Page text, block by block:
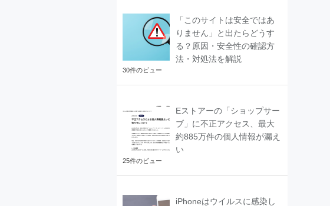
「このサイトは安全ではあ
りません」と出たらどうす
る？原因・安全性の確認方
法・対処法を解説
30件のビュー
Eストアーの「ショップサー
ブ」に不正アクセス、最大
約885万件の個人情報が漏え
い
25件のビュー
iPhoneはウイルスに感染し